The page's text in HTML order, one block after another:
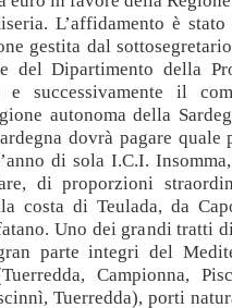
L’affidamento è
gestita dal
del Dipartimento della
e successivamente il
autonoma della
dovrà pagare quale
di sola I.C.I.
di proporzioni
costa di Teulada, da
Uno dei grandi tratti
parte integri del
Campionna,
Tuerredda), porti